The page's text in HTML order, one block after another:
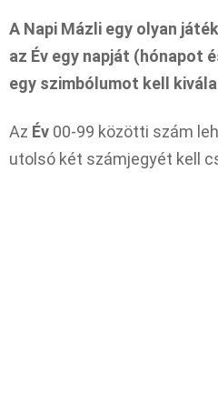
A Napi Mázli egy olyan
az Év egy napját (hónapot
egy szimbólumot kell
Az Év 00-99 közötti szám
utolsó két számjegyét kell